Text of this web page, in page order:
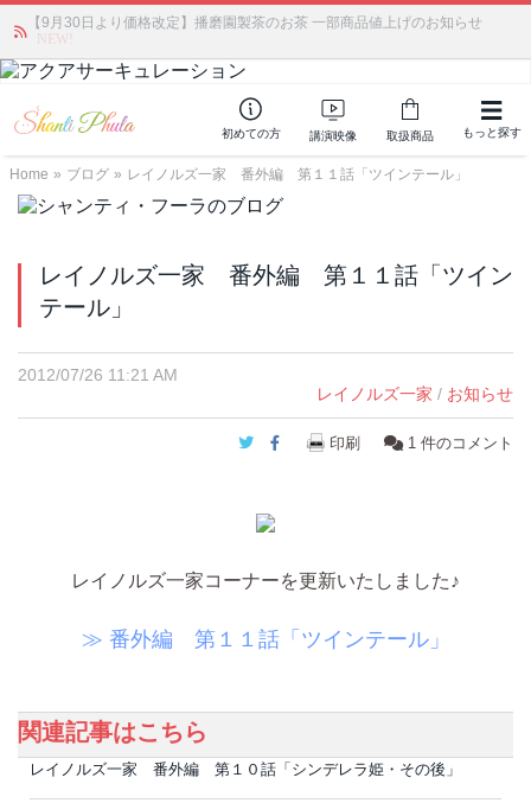
【9月30日より価格改定】播磨園製茶のお茶 一部商品値上げのお知らせ
NEW!
かつて愛されていた人気商品が復活！夏場に活躍するジェルクリーム「アク
アサーキュレーション」💖🏖️ 8月末までの購入でポイント還元も✨
初めての方 講演映像 取扱商品 もっと探す
Home » ブログ » レイノルズ一家 番外編 第１１話「ツインテール」
レイノルズ一家 番外編 第１１話「ツイン
テール」
2012/07/26 11:21 AM
レイノルズ一家 / お知らせ
Twitter
Facebook
印刷 1 件のコメント
レイノルズ一家コーナーを更新いたしました♪
≫ 番外編 第１１話「ツインテール」
関連記事はこちら
レイノルズ一家 番外編 第１０話「シンデレラ姫・その後」